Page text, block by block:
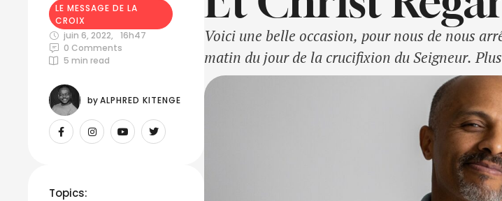
LE MESSAGE DE LA
CROIX
juin 6, 2022,
16h47
0 Comments
5 min read
by ALPHRED KITENGE
Topics:
Voici une belle occasion, pour nous de nous
matin du jour de la crucifixion du Seigneur.
crucifixion du Seigneur. Pour ce qui nous